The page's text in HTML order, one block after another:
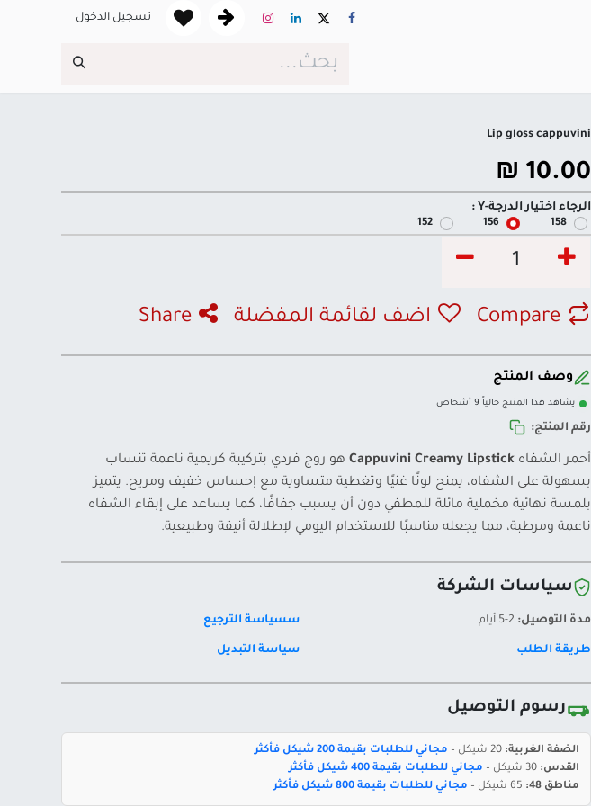
تسجيل الدخول
Lip gloss cappuvini
10.00
₪
الرجاء اختيار الدرجة-Y :
158
156
152
Compare اضف لقائمة المفضلة Share
وصف المنتج
يشاهد هذا المنتج حالياً 9 أشخاص
رقم المنتج:
أحمر الشفاه Cappuvini Creamy Lipstick هو روج فردي بتركيبة كريمية ناعمة تنساب
بسهولة على الشفاه، يمنح لونًا غنيًا وتغطية متساوية مع إحساس خفيف ومريح. يتميز
بلمسة نهائية مخملية مائلة للمطفي دون أن يسبب جفافًا، كما يساعد على إبقاء الشفاه
ناعمة ومرطبة، مما يجعله مناسبًا للاستخدام اليومي لإطلالة أنيقة وطبيعية.
سياسات الشركة
مدة التوصيل: سسياسة الترجيع
طريقة الطلب سياسة التبديل
رسوم التوصيل
الضفة الغربية:
مجاني للطلبات بقيمة 200 شيكل فأكثر
القدس:
مجاني للطلبات بقيمة 400 شيكل فأكثر
مناطق 48:
مجاني للطلبات بقيمة 800 شيكل فأكثر